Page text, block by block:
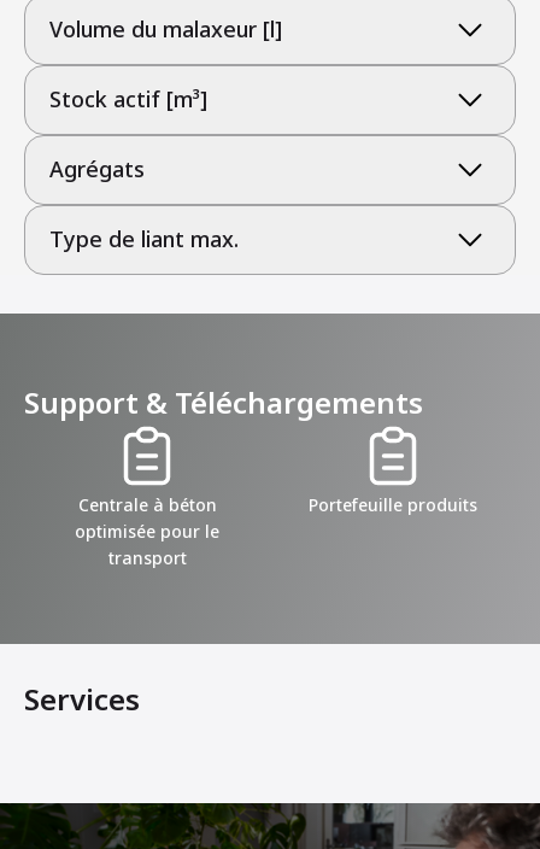
Volume du malaxeur [l]
Stock actif [m³]
Agrégats
Type de liant max.
Support & Téléchargements
Centrale à béton
optimisée pour le
transport
Portefeuille produits
Services